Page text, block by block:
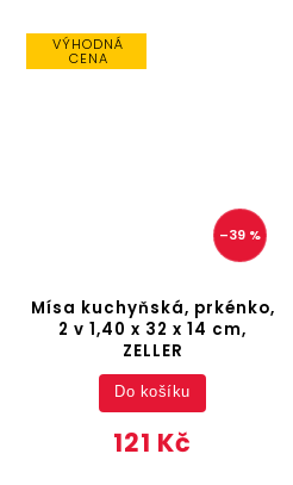
VÝHODNÁ
CENA
–39 %
Mísa kuchyňská, prkénko,
2 v 1,40 x 32 x 14 cm,
ZELLER
121 Kč
Do košíku